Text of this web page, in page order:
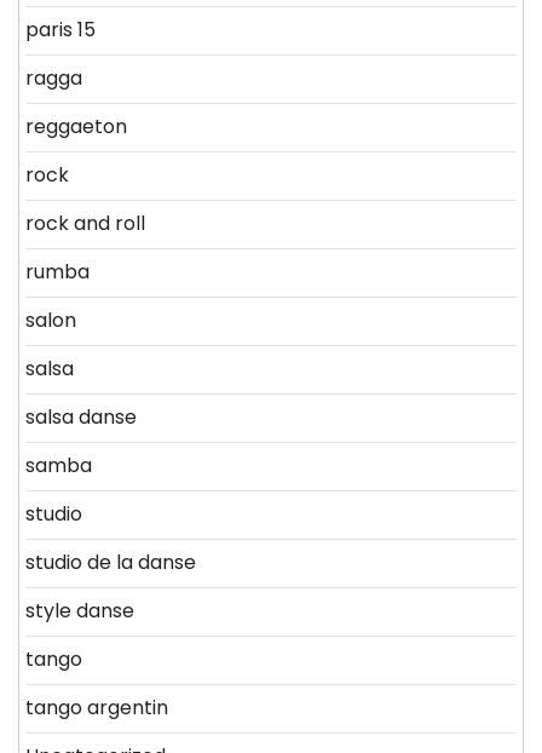
paris 15
ragga
reggaeton
rock
rock and roll
rumba
salon
salsa
salsa danse
samba
studio
studio de la danse
style danse
tango
tango argentin